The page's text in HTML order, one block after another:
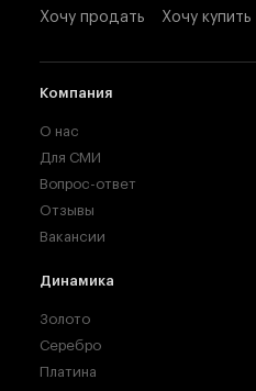
Хочу продать Хочу купить
Компания
О нас
Для СМИ
Вопрос-ответ
Отзывы
Вакансии
Динамика
Золото
Серебро
Платина